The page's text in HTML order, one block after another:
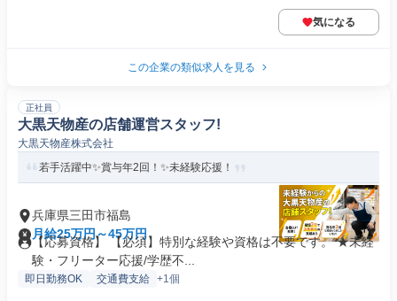
気になる
この企業の類似求人を見る
正社員
大黒天物産の店舗運営スタッフ!
大黒天物産株式会社
若手活躍中✨賞与年2回！✨未経験応援！
兵庫県三田市福島
月給25万円～45万円
【応募資格】 【必須】特別な経験や資格は不要です。 ★未経
験・フリーター応援/学歴不...
即日勤務OK 交通費支給 +1個